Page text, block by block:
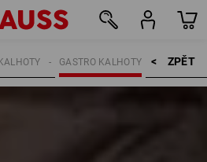
ZPĚT    >
GASTRO KALHOTY